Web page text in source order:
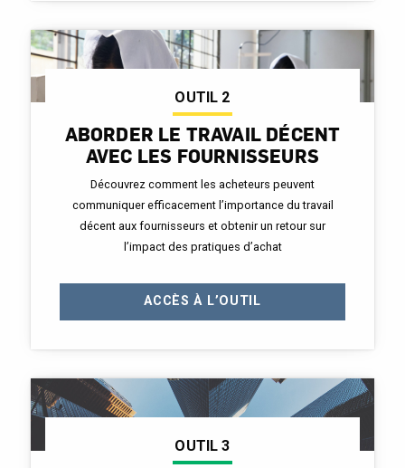
OUTIL 2
ABORDER LE TRAVAIL DÉCENT
AVEC LES FOURNISSEURS
Découvrez comment les acheteurs peuvent
communiquer efficacement l’importance du travail
décent aux fournisseurs et obtenir un retour sur
l’impact des pratiques d’achat
ACCÈS À L’OUTIL
OUTIL 3